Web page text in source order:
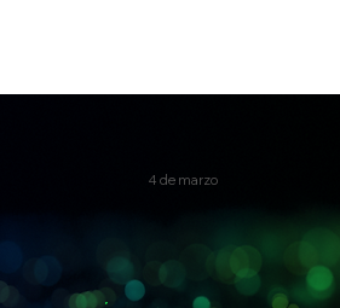
4 de marzo